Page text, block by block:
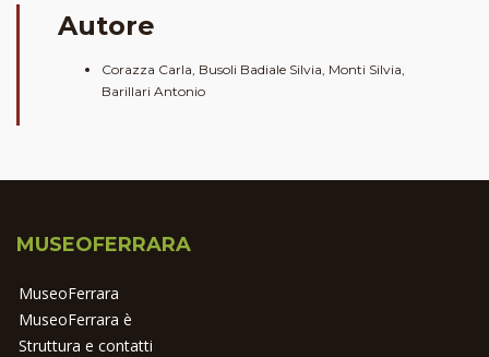
Autore
Corazza Carla, Busoli Badiale Silvia, Monti Silvia,
Barillari Antonio
MUSEOFERRARA
MuseoFerrara
MuseoFerrara è
Struttura e contatti